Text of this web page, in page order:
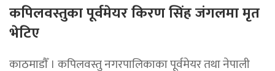
कपिलवस्तुका पूर्वमेयर किरण सिंह जंगलमा मृत
भेटिए
काठमाडाैँ । कपिलवस्तु नगरपालिकाका पूर्वमेयर तथा नेपाली